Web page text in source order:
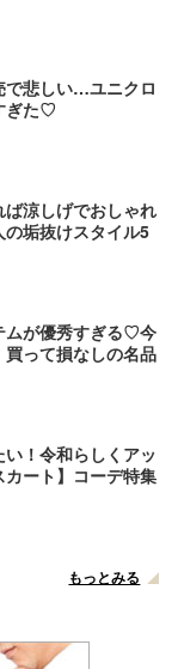
で悲しい…ユニクロ
ぎた♡
涼しげでおしゃれ
垢抜けスタイル5
ムが優秀すぎる♡今
って損なしの名品
！令和らしくアッ
ート】コーデ特集
もっとみる